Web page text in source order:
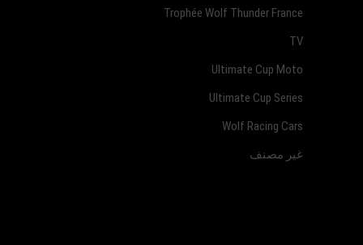
Trophée Wolf Thunder France
TV
Ultimate Cup Moto
Ultimate Cup Series
Wolf Racing Cars
غير مصنف